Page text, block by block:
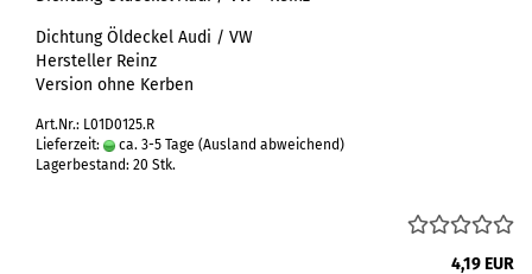
Dichtung Öldeckel Audi / VW
Hersteller Reinz
Version ohne Kerben
Art.Nr.: L01D0125.R
Lieferzeit:
ca. 3-5 Tage (Ausland abweichend)
Lagerbestand: 20 Stk.
4,19 EUR